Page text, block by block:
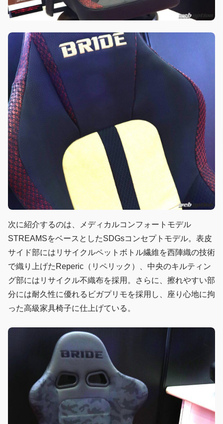
次に紹介するのは、メディカルコンフォートモデル
STREAMSをベースとしたSDGsコンセプトモデル。表皮
サイド部にはリサイクルペットボトル繊維を西陣織の技術
で織り上げたReperic（リペリック）、中央のキルティン
グ部にはリサイクル不織布を採用。さらに、擦れやすい部
分には耐久性に優れるビガプリモを採用し、座り心地に拘
った高級家具椅子に仕上げている。